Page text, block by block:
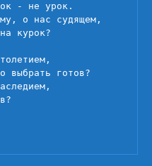
- не урок.
о нас судящем,
курок?
выбрать готов?